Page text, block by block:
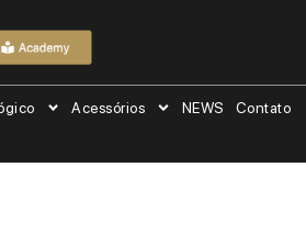
Acessórios NEWS Contato